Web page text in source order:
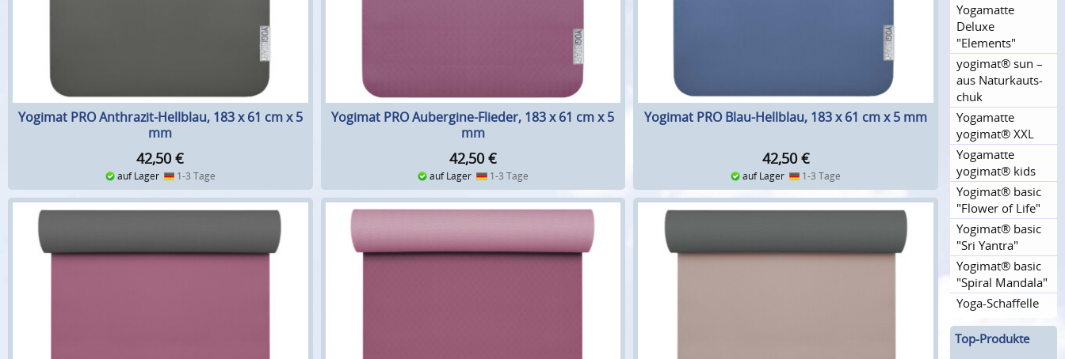
Yogimat PRO Anthrazit-Hellblau, 183 x 61 cm x 5
mm
42,50 €
auf Lager 1-3 Tage
Yogimat PRO Aubergine-Flieder, 183 x 61 cm x 5
mm
42,50 €
auf Lager 1-3 Tage
Yogimat PRO Blau-Hellblau, 183 x 61 cm x 5 mm
42,50 €
auf Lager 1-3 Tage
Yogamatte
Deluxe
"Elements"
yogimat® sun –
aus Naturkauts­
chuk
Yogamatte
yogimat® XXL
Yogamatte
yogimat® kids
Yogimat® basic
"Flower of Life"
Yogimat® basic
"Sri Yantra"
Yogimat® basic
"Spiral Mandala"
Yoga-Schaffelle
Top-Produkte